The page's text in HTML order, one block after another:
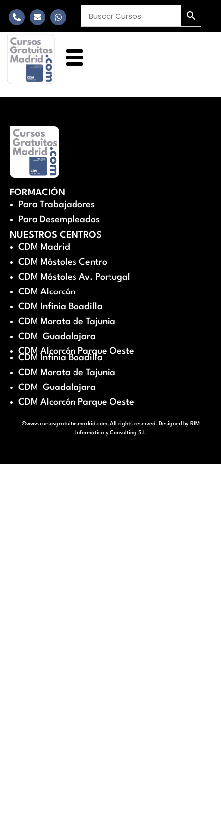
FORMACIÓN
Para Trabajadores
Para Desempleados
NUESTROS CENTROS
CDM Madrid
CDM Móstoles Centro
CDM Móstoles Av. Portugal
CDM Alcorcón
CDM Infinia Boadilla
CDM Morata de Tajunia
CDM Guadalajara
CDM Alcorcón Parque Oeste
CDM Infinia Boadilla
CDM Morata de Tajunia
CDM Guadalajara
CDM Alcorcón Parque Oeste
©www.cursosgratuitosmadrid.com, All rights reserved. Designed by RIM
Informática y Consulting S.L